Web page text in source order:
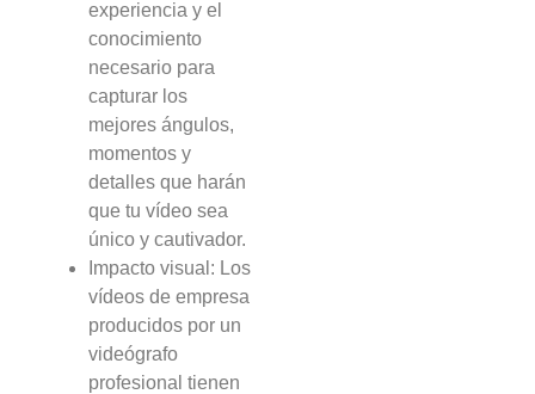
experiencia y el
conocimiento
necesario para
capturar los
mejores ángulos,
momentos y
detalles que harán
que tu vídeo sea
único y cautivador.
Impacto visual: Los
vídeos de empresa
producidos por un
videógrafo
profesional tienen